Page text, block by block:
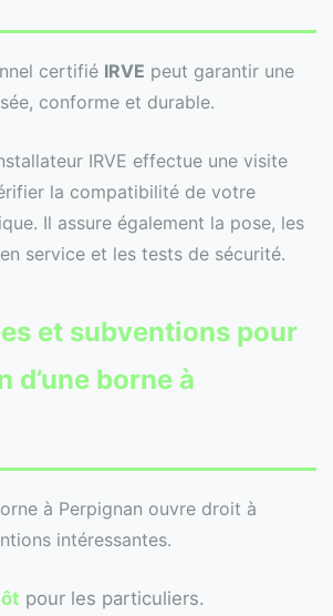
certifié IRVE peut garantir une
conforme et durable.
IRVE effectue une visite
la compatibilité de votre
Il assure également la pose, les
service et les tests de sécurité.
et subventions pour
d’une borne à
à Perpignan ouvre droit à
intéressantes.
pour les particuliers.